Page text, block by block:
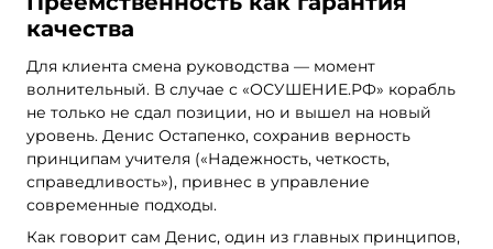
качества
Для клиента смена руководства — момент
волнительный. В случае с «ОСУШЕНИЕ.РФ» корабль
не только не сдал позиции, но и вышел на новый
уровень. Денис Остапенко, сохранив верность
принципам учителя («Надежность, четкость,
справедливость»), привнес в управление
современные подходы.
Как говорит сам Денис, один из главных принципов,